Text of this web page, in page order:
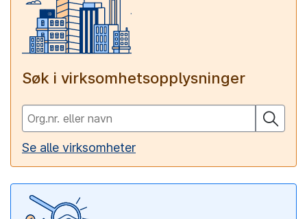
Søk i virksomhetsopplysninger
Se alle virksomheter